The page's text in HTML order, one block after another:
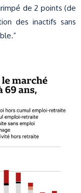
de 2 points (de
des inactifs sans